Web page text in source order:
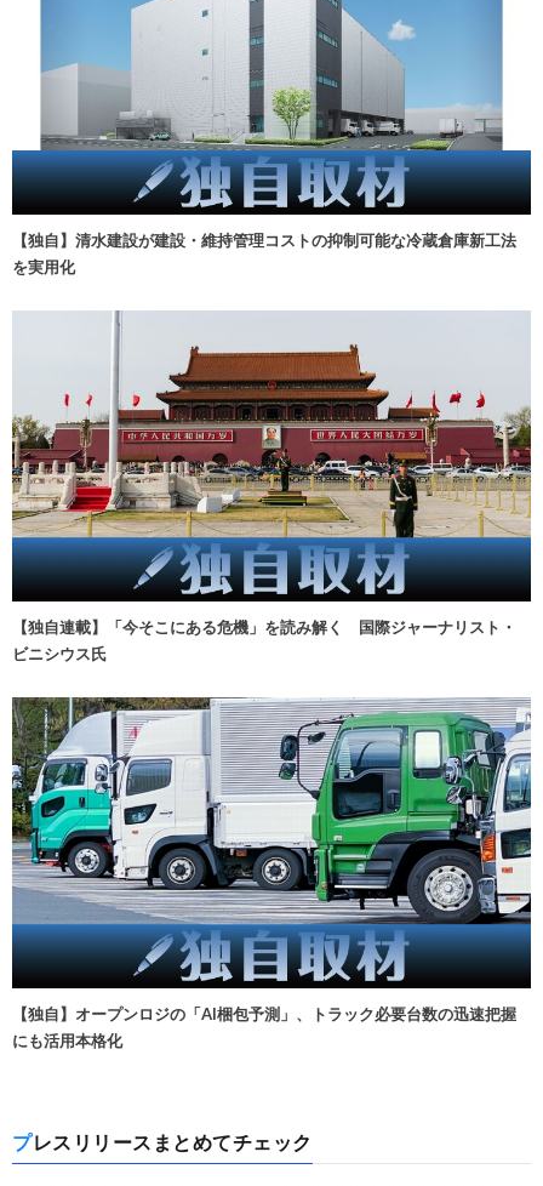
【独自】清水建設が建設・維持管理コストの抑制可能な冷蔵倉庫新工法
を実用化
【独自連載】「今そこにある危機」を読み解く 国際ジャーナリスト・
ビニシウス氏
【独自】オープンロジの「AI梱包予測」、トラック必要台数の迅速把握
にも活用本格化
プレスリリースまとめてチェック